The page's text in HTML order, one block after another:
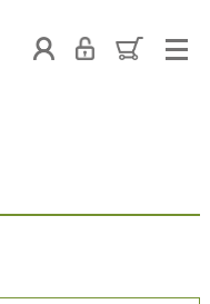
お熨斗について